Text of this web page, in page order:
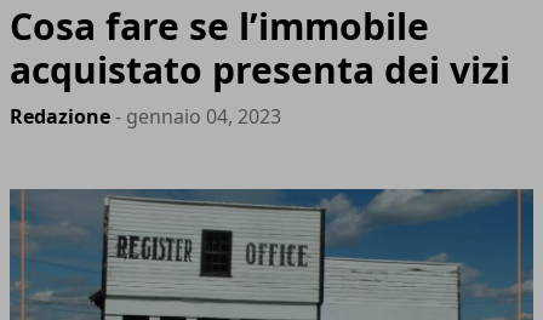
Cosa fare se l’immobile
acquistato presenta dei vizi
Redazione- gennaio 04, 2023